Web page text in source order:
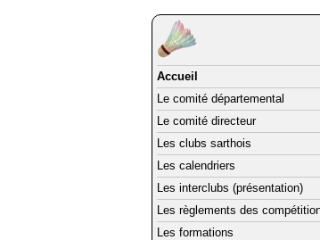
Accueil
Le comité départemental
Le comité directeur
Les clubs sarthois
Les calendriers
Les interclubs (présentation)
Les règlements des
Les formations